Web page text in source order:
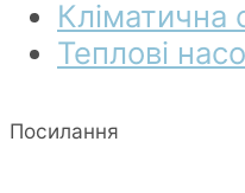
Кліматична
Теплові
Посилання